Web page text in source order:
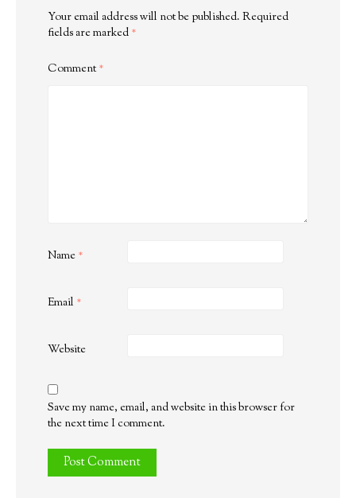
Your email address will not be published. Required
fields are marked *
Comment*
Name *
Email *
Website
Save my name, email, and website in this browser for
the next time I comment.